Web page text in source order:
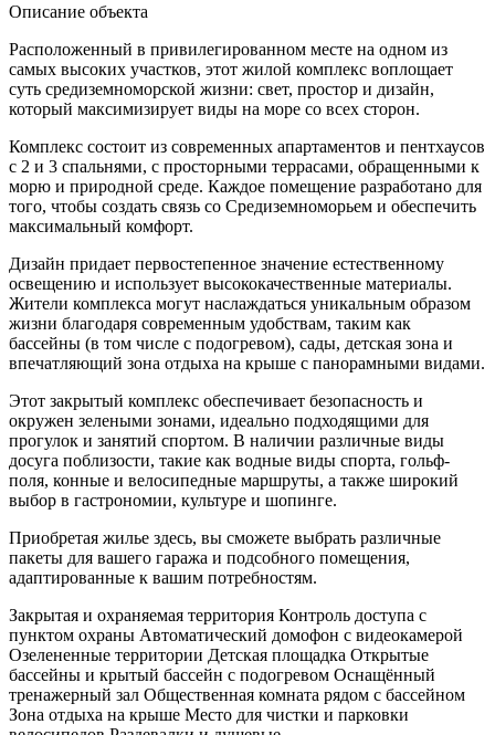
Описание объекта
Расположенный в привилегированном месте на одном из
самых высоких участков, этот жилой комплекс воплощает
суть средиземноморской жизни: свет, простор и дизайн,
который максимизирует виды на море со всех сторон.
Комплекс состоит из современных апартаментов и пентхаусов
с 2 и 3 спальнями, с просторными террасами, обращенными к
морю и природной среде. Каждое помещение разработано для
того, чтобы создать связь со Средиземноморьем и обеспечить
максимальный комфорт.
Дизайн придает первостепенное значение естественному
освещению и использует высококачественные материалы.
Жители комплекса могут наслаждаться уникальным образом
жизни благодаря современным удобствам, таким как
бассейны (в том числе с подогревом), сады, детская зона и
впечатляющий зона отдыха на крыше с панорамными видами.
Этот закрытый комплекс обеспечивает безопасность и
окружен зелеными зонами, идеально подходящими для
прогулок и занятий спортом. В наличии различные виды
досуга поблизости, такие как водные виды спорта, гольф-
поля, конные и велосипедные маршруты, а также широкий
выбор в гастрономии, культуре и шопинге.
Приобретая жилье здесь, вы сможете выбрать различные
пакеты для вашего гаража и подсобного помещения,
адаптированные к вашим потребностям.
Закрытая и охраняемая территория Контроль доступа с
пунктом охраны Автоматический домофон с видеокамерой
Озелененные территории Детская площадка Открытые
бассейны и крытый бассейн с подогревом Оснащённый
тренажерный зал Общественная комната рядом с бассейном
Зона отдыха на крыше Место для чистки и парковки